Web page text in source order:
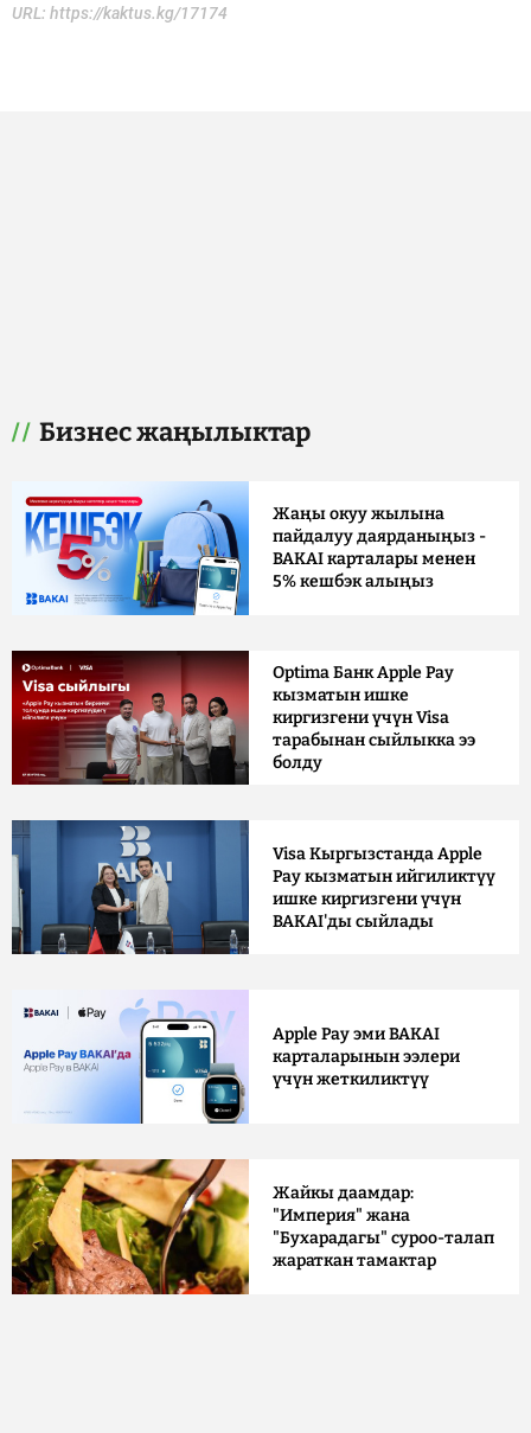
URL: https://kaktus.kg/17174
Бизнес жаңылыктар
Жаңы окуу жылына
пайдалуу даярданыңыз -
BAKAI карталары менен
5% кешбэк алыңыз
Optima Банк Apple Pay
кызматын ишке
киргизгени үчүн Visa
тарабынан сыйлыкка ээ
болду
Visa Кыргызстанда Apple
Pay кызматын ийгиликтүү
ишке киргизгени үчүн
BAKAI'ды сыйлады
Apple Pay эми BAKAI
карталарынын ээлери
үчүн жеткиликтүү
Жайкы даамдар:
"Империя" жана
"Бухарадагы" суроо-талап
жараткан тамактар